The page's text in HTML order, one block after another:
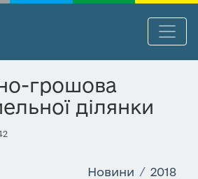
Новини 2018
грошова
ділянки